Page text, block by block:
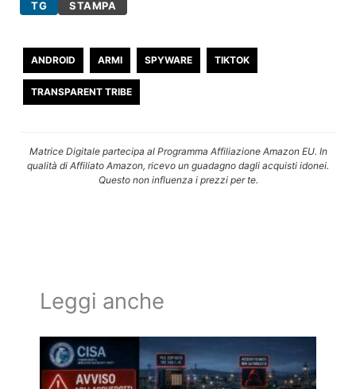
TG STAMPA
ANDROID ARMI SPYWARE TIKTOK
TRANSPARENT TRIBE
Matrice Digitale partecipa al Programma Affiliazione Amazon EU. In
qualità di Affiliato Amazon, ricevo un guadagno dagli acquisti idonei.
Questo non influenza i prezzi per te.
Leggi anche